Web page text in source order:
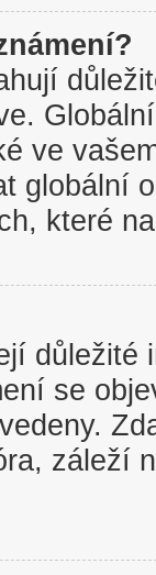
ve
globální
které
důležité
se
záleží